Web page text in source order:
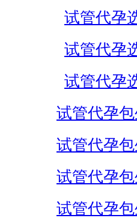
试管代孕
试管代孕
试管代孕
试管代孕
试管代孕
试管代孕
试管代孕